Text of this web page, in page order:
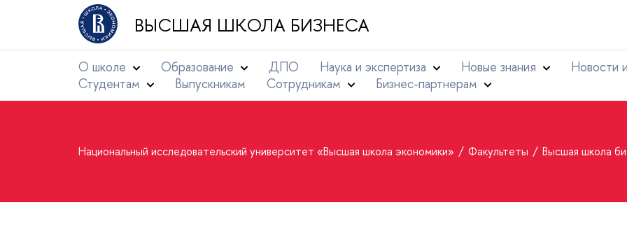
ВЫСШАЯ ШКОЛА БИЗНЕСА
О школе Образование ДПО Наука и экспертиза Новые знания
Новости
Студентам
Выпускникам Сотрудникам Бизнес-партнерам
Национальный исследовательский университет «Высшая школа экономики» Факультеты Высшая школа